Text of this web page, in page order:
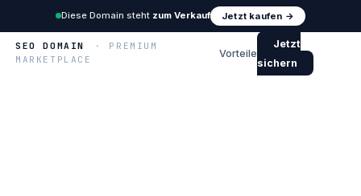
Diese Domain steht zum Verkauf Jetzt kaufen →
SEO DOMAIN
· PREMIUM
MARKETPLACE
Vorteile
Jetzt
sichern